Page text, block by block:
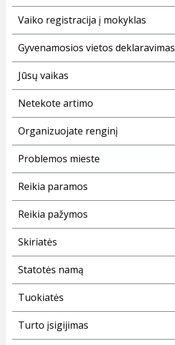
Vaiko registracija į mokyklas
Gyvenamosios vietos deklaravimas
Jūsų vaikas
Netekote artimo
Organizuojate renginį
Problemos mieste
Reikia paramos
Reikia pažymos
Skiriatės
Statotės namą
Tuokiatės
Turto įsigijimas